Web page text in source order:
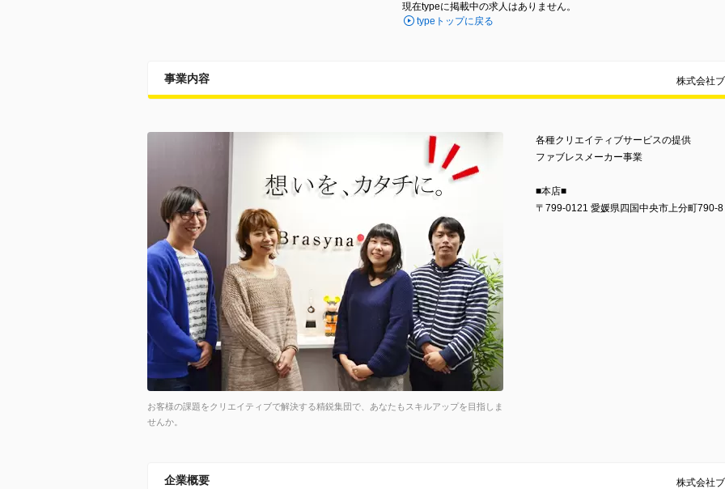
現在typeに掲載中の求人はありません。
typeトップに戻る
事業内容 株式会社
お客様の課題をクリエイティブで解決する精鋭集団で、あなたもスキルアップを目指しま
せんか。
各種クリエイティブサービスの提供
ファブレスメーカー事業
■本店■
〒799-0121 愛媛県四国中央市上分町790-8
企業概要 株式会社